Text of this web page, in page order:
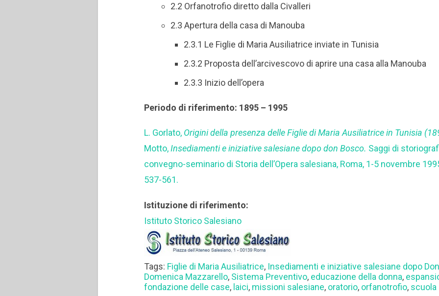
2.2 Orfanotrofio diretto dalla Civalleri
2.3 Apertura della casa di Manouba
2.3.1 Le Figlie di Maria Ausiliatrice inviate in Tunisia
2.3.2 Proposta dell’arcivescovo di aprire una casa alla Manouba
2.3.3 Inizio dell’opera
Periodo di riferimento: 1895 – 1995
L. Gorlato, Origini della presenza delle Figlie di Maria Ausiliatrice in Tunisia
Motto,Insediamenti e iniziative salesiane dopo don Bosco. Saggi di
convegno-seminario di Storia dell’Opera salesiana, Roma, 1-5 novembre
537-561.
Istituzione di riferimento:
Istituto Storico Salesiano
Tags: Figlie di Maria Ausiliatrice, Insediamenti e iniziative salesiane dopo
Domenica Mazzarello, Sistema Preventivo, educazione della donna,
fondazione delle case, laici, missioni salesiane, oratorio, orfanotrofio,